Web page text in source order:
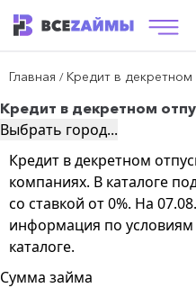
Главная / Кредит в декретном
Кредит в декретном
Выбрать город...
Кредит в декретном
компаниях. В каталоге
со ставкой от 0%. На
информация по условиям
каталоге.
Сумма займа